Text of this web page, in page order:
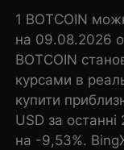
1 BOTCOIN
на 09.08.2026 о
BOTCOIN
курсами в
купити
USD за
на -9,53%.